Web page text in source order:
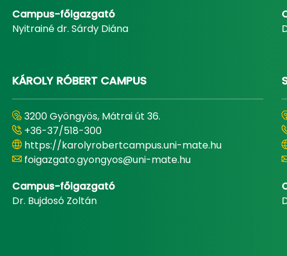
Campus-főigazgató
Nyitrainé dr. Sárdy Diána
KÁROLY RÓBERT CAMPUS
3200 Gyöngyös, Mátrai út 36.
+36-37/518-300
https://karolyrobertcampus.uni-mate.hu
foigazgato.gyongyos@uni-mate.hu
Campus-főigazgató
Dr. Bujdosó Zoltán